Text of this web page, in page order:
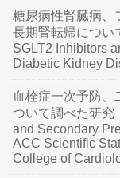
糖尿病性腎臓病、
長期腎転帰につい
SGLT2 Inhibitors
Diabetic Kidney
血栓症一次予防、
ついて調べた研究
and Secondary
ACC Scientific
College of